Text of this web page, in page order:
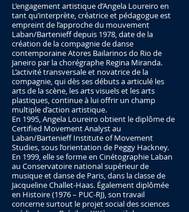
L’engagement artistique d’Angela Loureiro en
tant qu’interprète, créatrice et pédagogue est
empreint de l’approche du mouvement
Laban/Bartenieff depuis 1978, date de la
création de la compagnie de danse
contemporaine Atores Bailarinos do Rio de
Janeiro par la chorégraphe Regina Miranda.
L’activité transversale et novatrice de la
compagnie, qui dès ses débuts a articulé les
arts de la scène, les arts visuels et les arts
plastiques, continue à lui offrir un champ
multiple d’action artistique.
En 1995, Angela Loureiro obtient le diplôme de
Certified Movement Analyst au
Laban/Bartenieff Institute of Movement
Studies, sous l’orientation de Peggy Hackney.
En 1999, elle se forme en Cinétographie Laban
au Conservatoire national supérieur de
musique et danse de Paris, dans la classe de
Jacqueline Challet-Haas. Également diplômée
en Histoire (1976 – PUC-RJ), son travail
concerne surtout le projet social des sciences